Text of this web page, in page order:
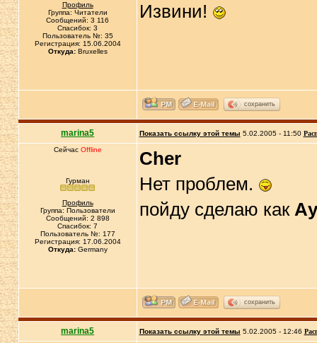
Профиль
Группа: Читатели
Сообщений: 3 116
Спасибок: 3
Пользователь №: 35
Регистрация: 15.06.2004
Откуда:Bruxelles
Извини!
сохранить
marina5 Показать ссылку этой темы 5.02.2005 - 11:50
Сейчас Offline
Гурман
Профиль
Группа: Пользователи
Сообщений: 2 898
Спасибок: 7
Пользователь №: 177
Регистрация: 17.06.2004
Откуда:Germany
Cher
Нет проблем.
пойду сделаю как
сохранить
marina5 Показать ссылку этой темы 5.02.2005 - 12:46